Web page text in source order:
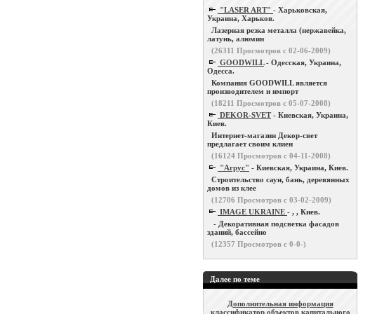
"LASER ART" - Харьковская,
Украина, Харьков.
Лазерная резка металла (нержавейка,
латунь, алюмин
(26311 Просмотров с 02-06-2009)
GOODWILL- Одесская, Украина,
Одесса.
Компания GOODWILL является
производителем и импорт
(18211 Просмотров с 05-07-2008)
DEKOR-SVET- Киевская, Украина,
Киев.
Интернет-магазин Декор-свет
предлагает своим клиен
(16124 Просмотров с 04-11-2008)
"Агрус" - Киевская, Украина, Киев.
Строительство саун, бань, деревянных
домов из клее
(12706 Просмотров с 03-02-2009)
IMAGE UKRAINE - , , Киев.
- Декоративная подсветка фасадов
зданий, бассейно
(12357 Просмотров с 0-0-)
Далее по теме
Дополнительная информация
классификатор объектов капитального